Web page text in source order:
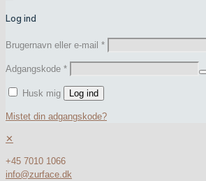
Log ind
Brugernavn eller e-mail *
Adgangskode *
Husk mig Log ind
Mistet din adgangskode?
✕
+45 7010 1066
info@zurface.dk